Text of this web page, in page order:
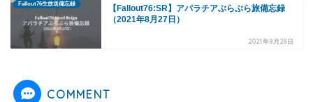
Fallout76生放送備忘録
【Fallout76:SR】アパラチアぶらぶら旅備忘録
（2021年8月27日）
2021年8月28日
COMMENT